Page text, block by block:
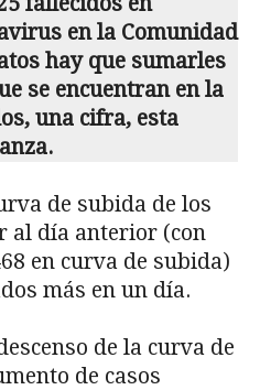
en la Comunidad
hay que sumarles
se encuentran en la
una cifra, esta
de subida de los
al día anterior (con
en curva de subida)
más en un día.
de la curva de
de casos